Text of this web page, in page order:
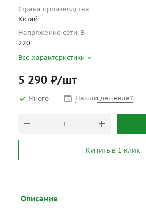
Страна производства
Китай
Напряжение сети, В
220
Все характеристики
5 290 ₽/шт
Много Нашли дешевле?
Купить в 1 клик
Описание